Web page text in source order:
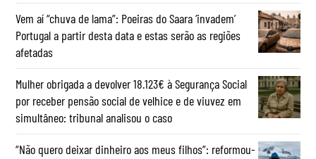
Vem aí “chuva de lama”: Poeiras do Saara ‘invadem’
Portugal a partir desta data e estas serão as regiões
afetadas
Mulher obrigada a devolver 18.123€ à Segurança Social
por receber pensão social de velhice e de viuvez em
simultâneo: tribunal analisou o caso
“Não quero deixar dinheiro aos meus filhos”: reformou-